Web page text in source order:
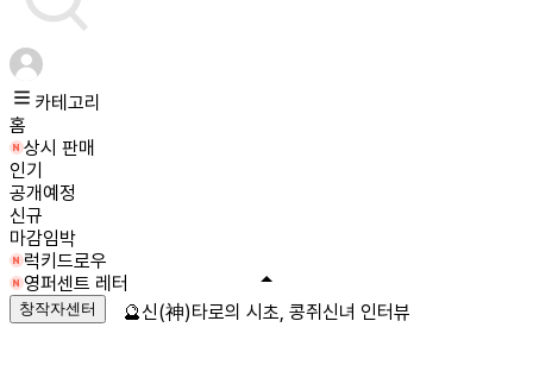
카테고리
홈
상시 판매
인기
공개예정
신규
마감임박
럭키드로우
영퍼센트 레터
창작자센터 🔮신(神)타로의 시초, 콩쥐신녀 인터뷰